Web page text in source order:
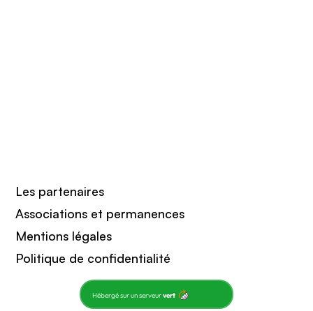
Les partenaires
Associations et permanences
Mentions légales
Politique de confidentialité
Hébergé sur un serveurvert